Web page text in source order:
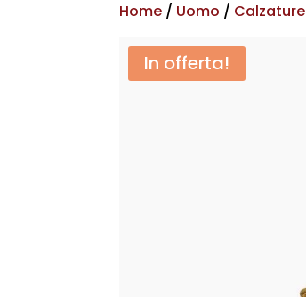
Home / Uomo / Calzature
In offerta!